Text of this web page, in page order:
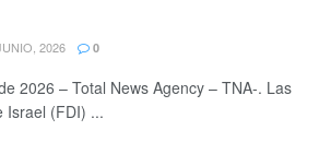
2026 0
2026 – Total News Agency – TNA-. Las
Israel (FDI) ...